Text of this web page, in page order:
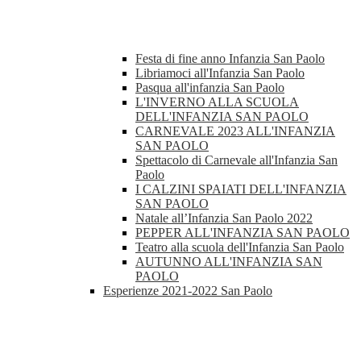
Festa di fine anno Infanzia San Paolo
Libriamoci all'Infanzia San Paolo
Pasqua all'infanzia San Paolo
L'INVERNO ALLA SCUOLA
DELL'INFANZIA SAN PAOLO
CARNEVALE 2023 ALL'INFANZIA
SAN PAOLO
Spettacolo di Carnevale all'Infanzia San
Paolo
I CALZINI SPAIATI DELL'INFANZIA
SAN PAOLO
Natale all’Infanzia San Paolo 2022
PEPPER ALL'INFANZIA SAN PAOLO
Teatro alla scuola dell'Infanzia San Paolo
AUTUNNO ALL'INFANZIA SAN
PAOLO
Esperienze 2021-2022 San Paolo